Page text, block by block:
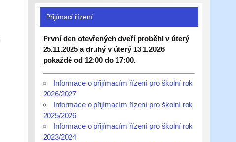
Přijímací řízení
První den otevřených dveří proběhl v úterý
25.11.2025 a druhý v úterý 13.1.2026
pokaždé od 12:00 do 17:00.
Informace o přijímacím řízení pro školní rok
2026/2027
Informace o přijímacím řízení pro školní rok
2025/2026
Informace o přijímacím řízení pro školní rok
2023/2024